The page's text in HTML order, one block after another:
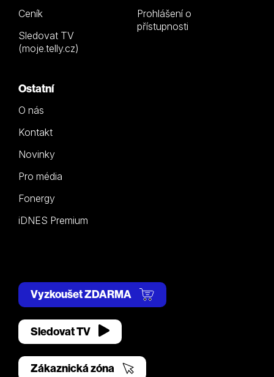
Ceník
Sledovat TV
(moje.telly.cz)
Prohlášení o
přístupnosti
Ostatní
O nás
Kontakt
Novinky
Pro média
Fonergy
iDNES Premium
Vyzkoušet ZDARMA
Sledovat TV
Zákaznická zóna